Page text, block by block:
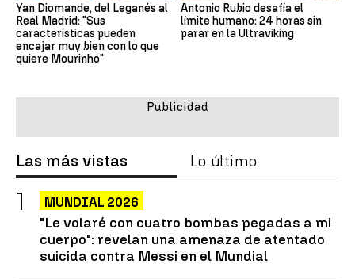
Yan Diomande, del Leganés al
Real Madrid: "Sus
características pueden
encajar muy bien con lo que
quiere Mourinho"
Antonio Rubio desafía el
límite humano: 24 horas sin
parar en la Ultraviking
Las más vistas Lo último
MUNDIAL 2026
"Le volaré con cuatro bombas pegadas a mi
cuerpo": revelan una amenaza de atentado
suicida contra Messi en el Mundial